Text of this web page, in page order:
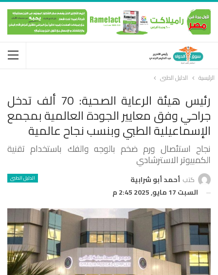
الرئيسية الدليل الطبى
رئيس هيئة الرعاية الصحية: 70 ألف تدخل
جراحي وفق معايير الجودة العالمية بمجمع
الإسماعيلية الطبي وبنسب نجاح عالمية
نجاح استئصال ورم ضخم بالوجه والفك باستخدام تقنية
الكمبيوتر الاسترشادي
الدليل الطبى كتب أحمد أبو شرابية
السبت 17 مايو, 2025 2:45 م